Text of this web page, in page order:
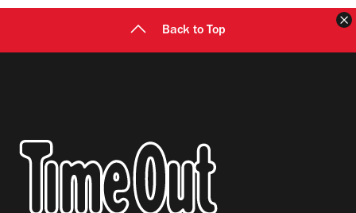
Back to Top